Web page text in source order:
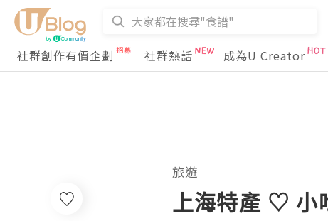
社群創作有價企劃
社群熱話 成為U Creator
旅遊
上海特產 ♡ 小